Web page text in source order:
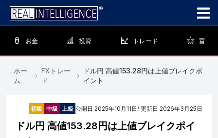
お金 投資 トレード 富
ホー
ム
›
FXトレー
ド
›
ドル円 高値153.28円は上値ブレイクポ
イント
初級 中級 上級 公開日 2025年10月11日/ 更新日 2026年3月25日
ドル円 高値153.28円は上値ブレイクポイ